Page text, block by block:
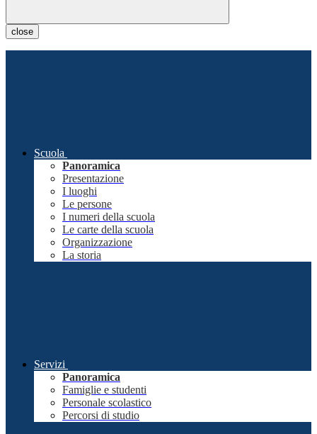
close
Scuola
Panoramica
Presentazione
I luoghi
Le persone
I numeri della scuola
Le carte della scuola
Organizzazione
La storia
Servizi
Panoramica
Famiglie e studenti
Personale scolastico
Percorsi di studio